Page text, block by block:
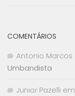
COMENTÁRIOS
Antonio
Umbandista
Junior Pazelli em